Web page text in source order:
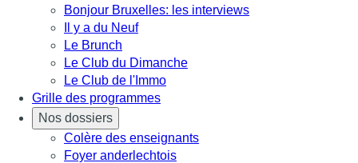
Bonjour Bruxelles: les interviews
Il y a du Neuf
Le Brunch
Le Club du Dimanche
Le Club de l'Immo
Grille des programmes
Nos dossiers
Colère des enseignants
Foyer anderlechtois